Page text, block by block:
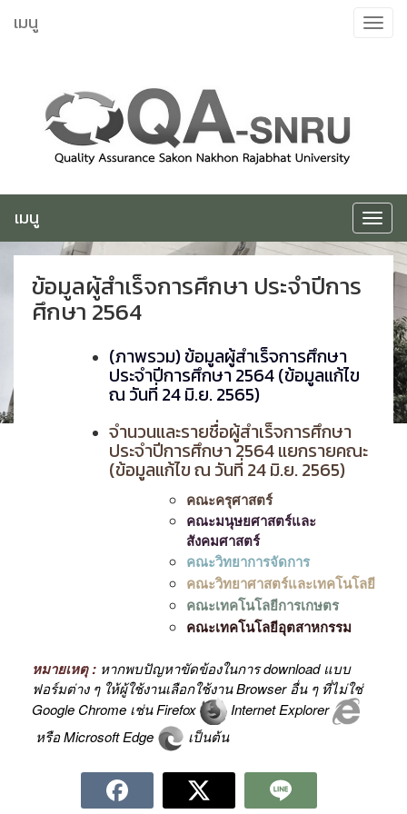
ไป
Toggle
เมนู
Toggle
เมนู
ข้อมูลผู้สำเร็จการศึกษา ประจำปีการ
ศึกษา 2564
(ภาพรวม) ข้อมูลผู้สำเร็จการศึกษา
ประจำปีการศึกษา 2564 (ข้อมูลแก้ไข
ณ วันที่ 24 มิ.ย. 2565)
จำนวนและรายชื่อผู้สำเร็จการศึกษา
ประจำปีการศึกษา 2564 แยกรายคณะ
(ข้อมูลแก้ไข ณ วันที่ 24 มิ.ย. 2565)
คณะครุศาสตร์
คณะมนุษยศาสตร์และ
สังคมศาสตร์
คณะวิทยาการจัดการ
คณะวิทยาศาสตร์และเทคโนโลยี
คณะเทคโนโลยีการเกษตร
คณะเทคโนโลยีอุตสาหกรรม
หมายเหตุ : หากพบปัญหาขัดข้องในการ download แบบ
ฟอร์มต่าง ๆ ให้ผู้ใช้งานเลือกใช้งาน Browser อื่น ๆ ที่ไม่ใช่
Google Chrome เช่น Firefox
Internet Explorer
หรือ Microsoft Edge
เป็นต้น